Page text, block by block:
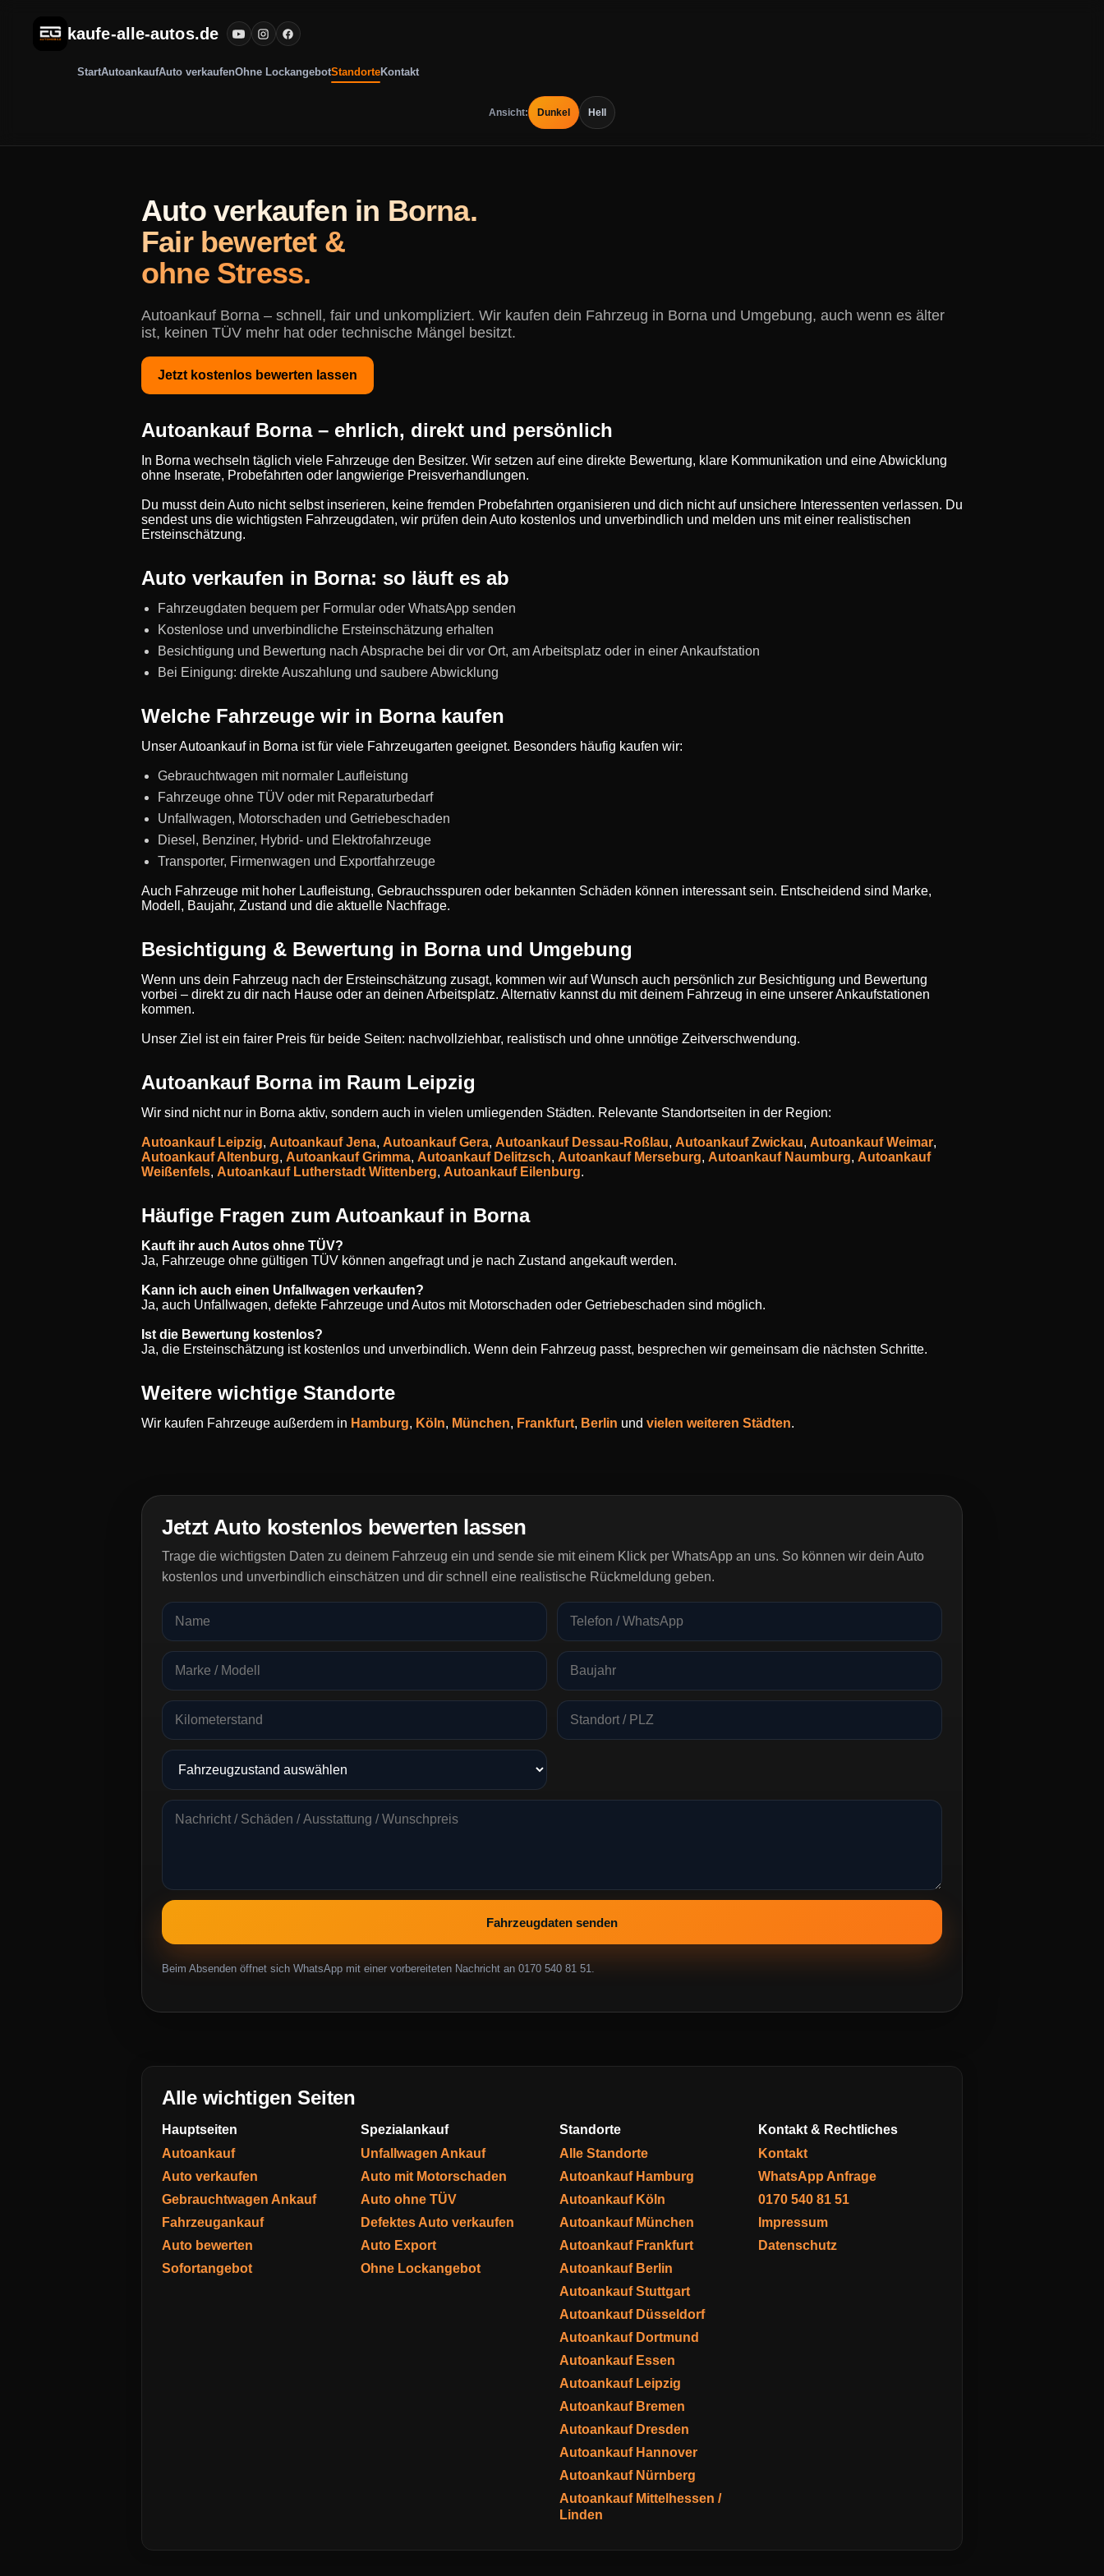
kaufe-alle-autos.de
StartAutoankaufAuto verkaufenOhne LockangebotStandorteKontakt
Ansicht: Dunkel Hell
Auto verkaufen in Borna.
Fair bewertet &
ohne Stress.
Autoankauf Borna – schnell, fair und unkompliziert. Wir kaufen dein Fahrzeug in Borna und Umgebung, auch wenn es älter
ist, keinen TÜV mehr hat oder technische Mängel besitzt.
Jetzt kostenlos bewerten lassen
Autoankauf Borna – ehrlich, direkt und persönlich
In Borna wechseln täglich viele Fahrzeuge den Besitzer. Wir setzen auf eine direkte Bewertung, klare Kommunikation und eine Abwicklung
ohne Inserate, Probefahrten oder langwierige Preisverhandlungen.
Du musst dein Auto nicht selbst inserieren, keine fremden Probefahrten organisieren und dich nicht auf unsichere Interessenten verlassen. Du
sendest uns die wichtigsten Fahrzeugdaten, wir prüfen dein Auto kostenlos und unverbindlich und melden uns mit einer realistischen
Ersteinschätzung.
Auto verkaufen in Borna: so läuft es ab
Fahrzeugdaten bequem per Formular oder WhatsApp senden
Kostenlose und unverbindliche Ersteinschätzung erhalten
Besichtigung und Bewertung nach Absprache bei dir vor Ort, am Arbeitsplatz oder in einer Ankaufstation
Bei Einigung: direkte Auszahlung und saubere Abwicklung
Welche Fahrzeuge wir in Borna kaufen
Unser Autoankauf in Borna ist für viele Fahrzeugarten geeignet. Besonders häufig kaufen wir:
Gebrauchtwagen mit normaler Laufleistung
Fahrzeuge ohne TÜV oder mit Reparaturbedarf
Unfallwagen, Motorschaden und Getriebeschaden
Diesel, Benziner, Hybrid- und Elektrofahrzeuge
Transporter, Firmenwagen und Exportfahrzeuge
Auch Fahrzeuge mit hoher Laufleistung, Gebrauchsspuren oder bekannten Schäden können interessant sein. Entscheidend sind Marke,
Modell, Baujahr, Zustand und die aktuelle Nachfrage.
Besichtigung & Bewertung in Borna und Umgebung
Wenn uns dein Fahrzeug nach der Ersteinschätzung zusagt, kommen wir auf Wunsch auch persönlich zur Besichtigung und Bewertung
vorbei – direkt zu dir nach Hause oder an deinen Arbeitsplatz. Alternativ kannst du mit deinem Fahrzeug in eine unserer Ankaufstationen
kommen.
Unser Ziel ist ein fairer Preis für beide Seiten: nachvollziehbar, realistisch und ohne unnötige Zeitverschwendung.
Autoankauf Borna im Raum Leipzig
Wir sind nicht nur in Borna aktiv, sondern auch in vielen umliegenden Städten. Relevante Standortseiten in der Region:
Autoankauf Leipzig, Autoankauf Jena, Autoankauf Gera, Autoankauf Dessau-Roßlau, Autoankauf Zwickau, Autoankauf Weimar,
Autoankauf Altenburg, Autoankauf Grimma, Autoankauf Delitzsch, Autoankauf Merseburg, Autoankauf Naumburg, Autoankauf
Weißenfels, Autoankauf Lutherstadt Wittenberg, Autoankauf Eilenburg.
Häufige Fragen zum Autoankauf in Borna
Kauft ihr auch Autos ohne TÜV?
Ja, Fahrzeuge ohne gültigen TÜV können angefragt und je nach Zustand angekauft werden.
Kann ich auch einen Unfallwagen verkaufen?
Ja, auch Unfallwagen, defekte Fahrzeuge und Autos mit Motorschaden oder Getriebeschaden sind möglich.
Ist die Bewertung kostenlos?
Ja, die Ersteinschätzung ist kostenlos und unverbindlich. Wenn dein Fahrzeug passt, besprechen wir gemeinsam die nächsten Schritte.
Weitere wichtige Standorte
Wir kaufen Fahrzeuge außerdem in Hamburg, Köln, München, Frankfurt, Berlin und vielen weiteren Städten.
Jetzt Auto kostenlos bewerten lassen
Trage die wichtigsten Daten zu deinem Fahrzeug ein und sende sie mit einem Klick per WhatsApp an uns. So können wir dein Auto
kostenlos und unverbindlich einschätzen und dir schnell eine realistische Rückmeldung geben.
Fahrzeugdaten senden
Beim Absenden öffnet sich WhatsApp mit einer vorbereiteten Nachricht an 0170 540 81 51.
Alle wichtigen Seiten
Hauptseiten
Autoankauf
Auto verkaufen
Gebrauchtwagen Ankauf
Fahrzeugankauf
Auto bewerten
Sofortangebot
Spezialankauf
Unfallwagen Ankauf
Auto mit Motorschaden
Auto ohne TÜV
Defektes Auto verkaufen
Auto Export
Ohne Lockangebot
Standorte
Alle Standorte
Autoankauf Hamburg
Autoankauf Köln
Autoankauf München
Autoankauf Frankfurt
Autoankauf Berlin
Autoankauf Stuttgart
Autoankauf Düsseldorf
Autoankauf Dortmund
Autoankauf Essen
Autoankauf Leipzig
Autoankauf Bremen
Autoankauf Dresden
Autoankauf Hannover
Autoankauf Nürnberg
Autoankauf Mittelhessen /
Linden
Kontakt & Rechtliches
Kontakt
WhatsApp Anfrage
0170 540 81 51
Impressum
Datenschutz